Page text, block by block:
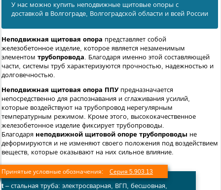
У нас можно купить неподвижные щитовые опоры с
доставкой в Волгоградe, Волгоградской области и всей России
Неподвижная щитовая опора представляет собой
железобетонное изделие, которое является незаменимым
элементом трубопровода . Благодаря именно этой составляющей
части, системы труб характеризуются прочностью, надежностью и
долговечностью.
Неподвижная щитовая опора ППУпредназначается
непосредственно для распознавания и сглаживания усилий,
которые воздействуют на трубопровод нерегулярным
температурным режимом. Кроме этого, высококачественное
железобетонное изделие фиксирует трубопроводы.
Благодаря неподвижной щитовой опоре трубопроводы не
деформируются и не изменяют своего положения под воздействием
веществ, которые оказывают на них сильное влияние.
Принятые условные обозначения: Серия 5.903.13
t – стальная труба: электросварная, ВГП, бесшовная,